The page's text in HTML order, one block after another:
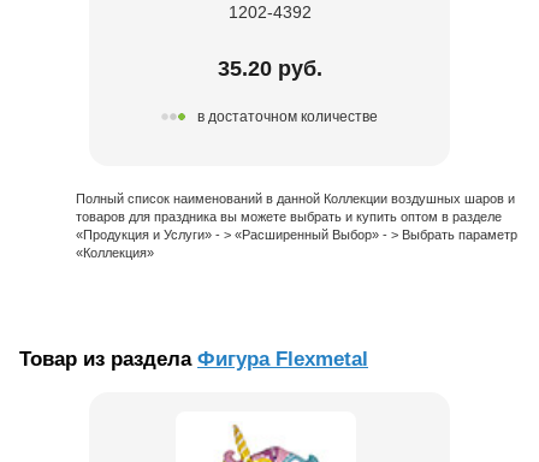
1202-4392
35.20 руб.
в достаточном количестве
Полный список наименований в данной Коллекции воздушных шаров и
товаров для праздника вы можете выбрать и купить оптом в разделе
«Продукция и Услуги» - > «Расширенный Выбор» - > Выбрать параметр
«Коллекция»
Товар из раздела Фигура Flexmetal